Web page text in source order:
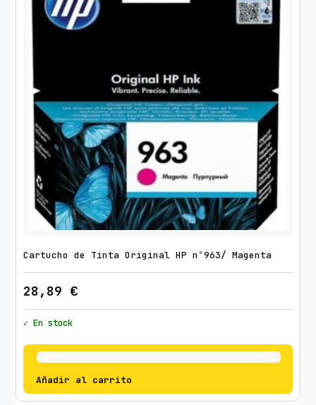
Cartucho de Tinta Original HP nº963/ Magenta
28,89 €
✓ En stock
Añadir al carrito